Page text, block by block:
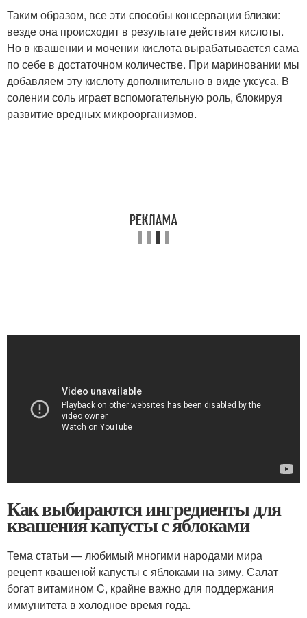
Таким образом, все эти способы консервации близки:
везде она происходит в результате действия кислоты.
Но в квашении и мочении кислота вырабатывается сама
по себе в достаточном количестве. При мариновании мы
добавляем эту кислоту дополнительно в виде уксуса. В
солении соль играет вспомогательную роль, блокируя
развитие вредных микроорганизмов.
Как выбираются ингредиенты для
квашения капусты с яблоками
Тема статьи — любимый многими народами мира
рецепт квашеной капусты с яблоками на зиму. Салат
богат витамином C, крайне важно для поддержания
иммунитета в холодное время года.